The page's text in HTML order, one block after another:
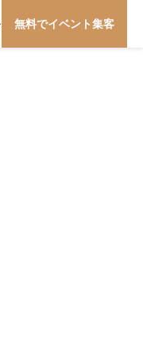
無料でイベント集客